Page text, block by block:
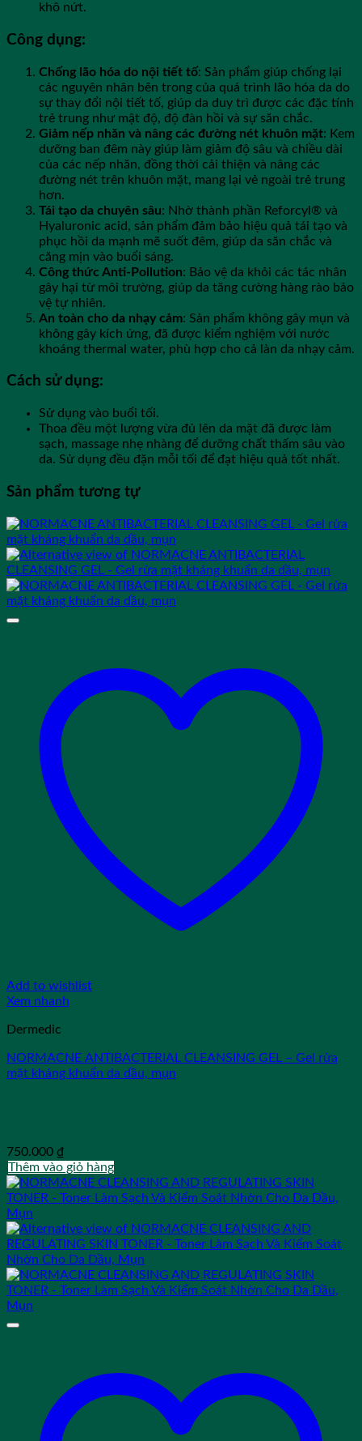
khô nứt.
Công dụng:
Chống lão hóa do nội tiết tố: Sản phẩm giúp chống lại
các nguyên nhân bên trong của quá trình lão hóa da do
sự thay đổi nội tiết tố, giúp da duy trì được các đặc tính
trẻ trung như mật độ, độ đàn hồi và sự săn chắc.
Giảm nếp nhăn và nâng các đường nét khuôn mặt: Kem
dưỡng ban đêm này giúp làm giảm độ sâu và chiều dài
của các nếp nhăn, đồng thời cải thiện và nâng các
đường nét trên khuôn mặt, mang lại vẻ ngoài trẻ trung
hơn.
Tái tạo da chuyên sâu: Nhờ thành phần Reforcyl® và
Hyaluronic acid, sản phẩm đảm bảo hiệu quả tái tạo và
phục hồi da mạnh mẽ suốt đêm, giúp da săn chắc và
căng mịn vào buổi sáng.
Công thức Anti-Pollution: Bảo vệ da khỏi các tác nhân
gây hại từ môi trường, giúp da tăng cường hàng rào bảo
vệ tự nhiên.
An toàn cho da nhạy cảm: Sản phẩm không gây mụn và
không gây kích ứng, đã được kiểm nghiệm với nước
khoáng thermal water, phù hợp cho cả làn da nhạy cảm.
Cách sử dụng:
Sử dụng vào buổi tối.
Thoa đều một lượng vừa đủ lên da mặt đã được làm
sạch, massage nhẹ nhàng để dưỡng chất thấm sâu vào
da. Sử dụng đều đặn mỗi tối để đạt hiệu quả tốt nhất.
Sản phẩm tương tự
Add to wishlist
Xem nhanh
Dermedic
NORMACNE ANTIBACTERIAL CLEANSING GEL – Gel rửa
mặt kháng khuẩn da dầu, mụn
750.000 ₫
Thêm vào giỏ hàng